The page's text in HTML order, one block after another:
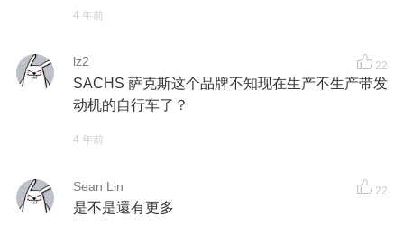
4 年前
lz2 22
SACHS 萨克斯这个品牌不知现在生产不生产带发
动机的自行车了？
4 年前
Sean Lin 22
是不是還有更多